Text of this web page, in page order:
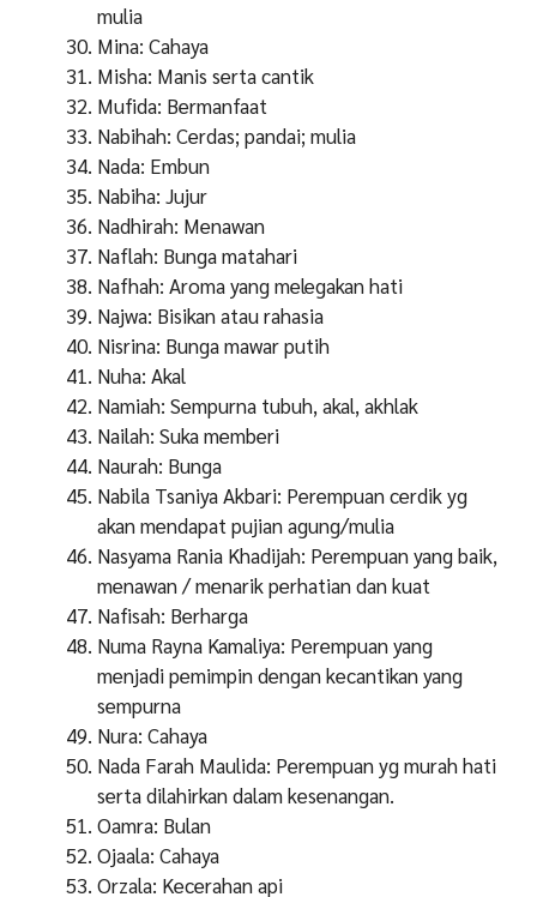
mulia
Mina: Cahaya
Misha: Manis serta cantik
Mufida: Bermanfaat
Nabihah: Cerdas; pandai; mulia
Nada: Embun
Nabiha: Jujur
Nadhirah: Menawan
Naflah: Bunga matahari
Nafhah: Aroma yang melegakan hati
Najwa: Bisikan atau rahasia
Nisrina: Bunga mawar putih
Nuha: Akal
Namiah: Sempurna tubuh, akal, akhlak
Nailah: Suka memberi
Naurah: Bunga
Nabila Tsaniya Akbari: Perempuan cerdik yg
akan mendapat pujian agung/mulia
Nasyama Rania Khadijah: Perempuan yang baik,
menawan / menarik perhatian dan kuat
Nafisah: Berharga
Numa Rayna Kamaliya: Perempuan yang
menjadi pemimpin dengan kecantikan yang
sempurna
Nura: Cahaya
Nada Farah Maulida: Perempuan yg murah hati
serta dilahirkan dalam kesenangan.
Oamra: Bulan
Ojaala: Cahaya
Orzala: Kecerahan api